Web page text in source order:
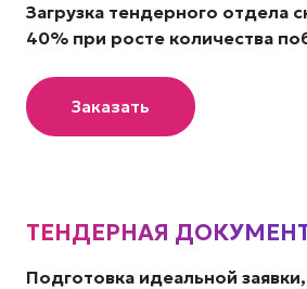
Загрузка тендерного отдела
40% при росте количества
Заказать
ТЕНДЕРНАЯ
Подготовка идеальной